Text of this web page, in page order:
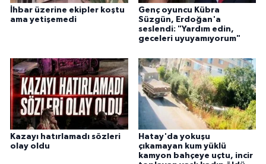
İhbar üzerine ekipler koştu
ama yetişemedi
Genç oyuncu Kübra
Süzgün, Erdoğan'a
seslendi: "Yardım edin,
geceleri uyuyamıyorum"
Kazayı hatırlamadı sözleri
olay oldu
Hatay'da yokuşu
çıkamayan kum yüklü
kamyon bahçeye uçtu, incir